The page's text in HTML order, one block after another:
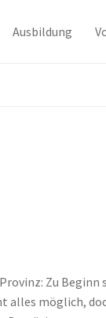
Ausbildung
Zu
möglich,